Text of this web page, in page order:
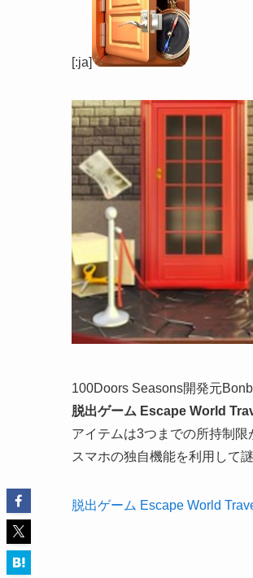
[:ja]
100Doors Seasons開発元
脱出ゲーム Escape World
アイテムは3つまでの所持制限
スマホの独自機能を利用して
脱出ゲーム Escape World